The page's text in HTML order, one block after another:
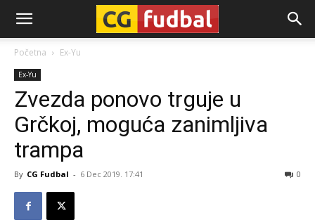
CG-
Fudbal
Početna Ex-Yu
Ex-Yu
Zvezda ponovo trguje u
Grčkoj, moguća zanimljiva
trampa
By CG Fudbal - 6 Dec 2019. 17:41 0